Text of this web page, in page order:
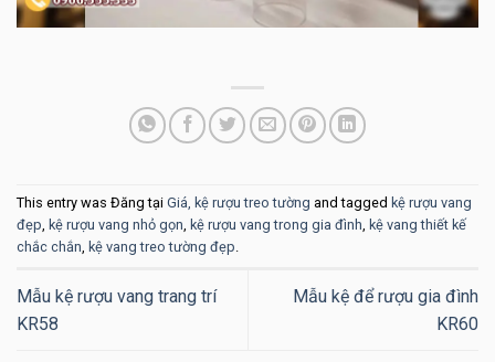
This entry was Đăng tại Giá, kệ rượu treo tường and tagged kệ rượu vang
đẹp, kệ rượu vang nhỏ gọn, kệ rượu vang trong gia đình, kệ vang thiết kế
chắc chắn, kệ vang treo tường đẹp.
Mẫu kệ rượu vang trang trí
KR58
Mẫu kệ để rượu gia đình
KR60